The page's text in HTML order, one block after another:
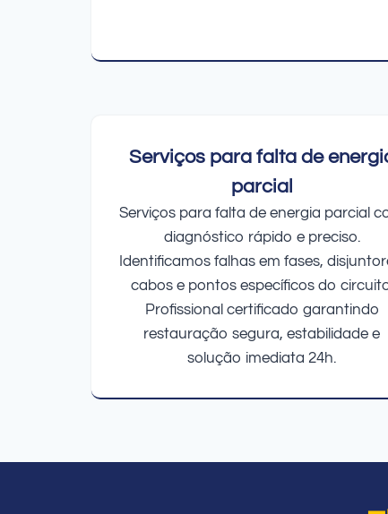
Serviços para falta de
parcial
Serviços para falta de energia parcial
diagnóstico rápido e preciso.
Identificamos falhas em fases,
cabos e pontos específicos do
Profissional certificado garantindo
restauração segura, estabilidade e
solução imediata 24h.